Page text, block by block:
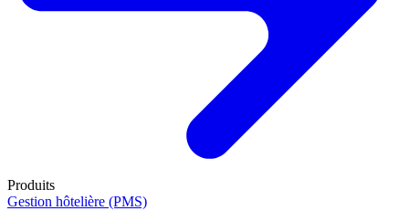
Produits
Gestion hôtelière (PMS)